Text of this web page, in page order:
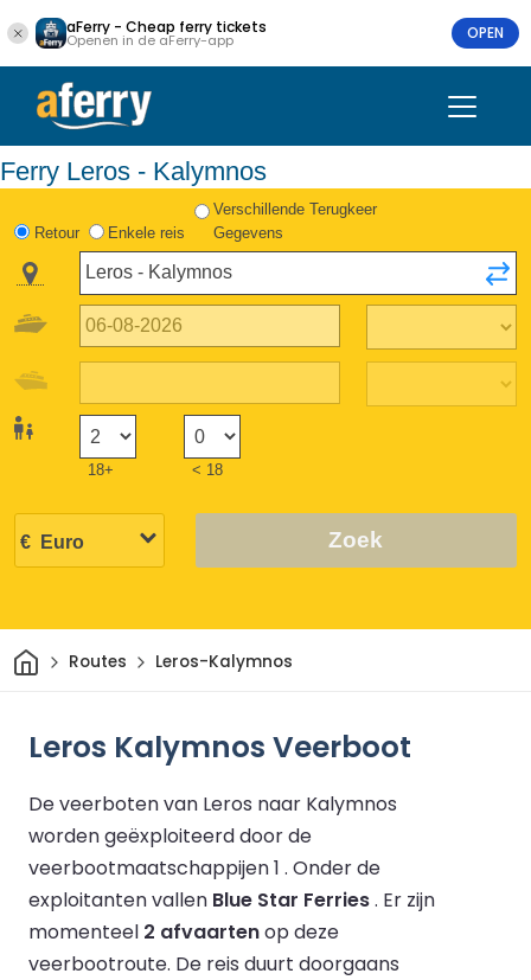
aFerry - Cheap ferry tickets
Openen in de aFerry-app OPEN
Ferry Leros - Kalymnos
Retour Enkele reis
Verschillende Terugkeer
Gegevens
18+ < 18
Zoek
ThuisRoutes Leros-Kalymnos
Leros Kalymnos Veerboot
De veerboten van Leros naar Kalymnos
worden geëxploiteerd door de
veerbootmaatschappijen 1 . Onder de
exploitanten vallen Blue Star Ferries. Er zijn
momenteel 2 afvaartenop deze
veerbootroute. De reis duurt doorgaans